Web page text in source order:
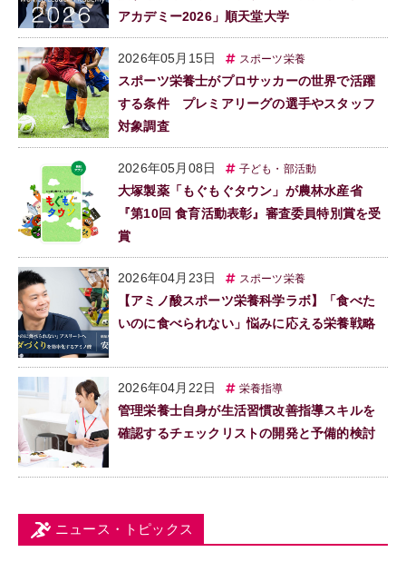
アカデミー2026」順天堂大学
2026年05月15日 スポーツ栄養
スポーツ栄養士がプロサッカーの世界で活躍
する条件 プレミアリーグの選手やスタッフ
対象調査
2026年05月08日 子ども・部活動
大塚製薬「もぐもぐタウン」が農林水産省
『第10回 食育活動表彰』審査委員特別賞を受
賞
2026年04月23日 スポーツ栄養
【アミノ酸スポーツ栄養科学ラボ】「食べた
いのに食べられない」悩みに応える栄養戦略
2026年04月22日 栄養指導
管理栄養士自身が生活習慣改善指導スキルを
確認するチェックリストの開発と予備的検討
ニュース・トピックス